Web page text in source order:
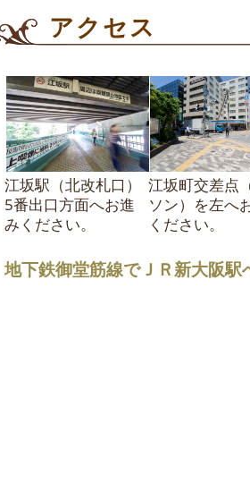
アクセス
江坂駅（北改札口）
5番出口方面へお進
みください。
江坂町交差点
ソン）を左へ
ください。
地下鉄御堂筋線でＪＲ新大阪駅